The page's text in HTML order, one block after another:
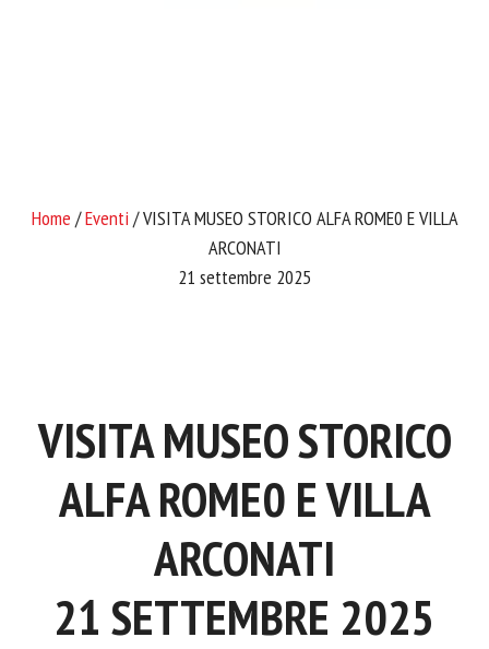
Home /Eventi / VISITA MUSEO STORICO ALFA ROME0 E VILLA
ARCONATI
21 settembre 2025
VISITA MUSEO STORICO
ALFA ROME0 E VILLA
ARCONATI
21 SETTEMBRE 2025